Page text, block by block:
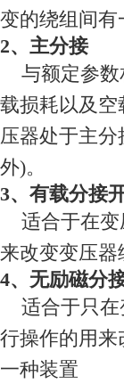
变的绕组间有
2、主分接
与额定参数
载损耗以及空
压器处于主
外)。
3、有载分接
适合于在变
来改变变压器
4、无励磁分
适合于只在
行操作的用来
一种装置